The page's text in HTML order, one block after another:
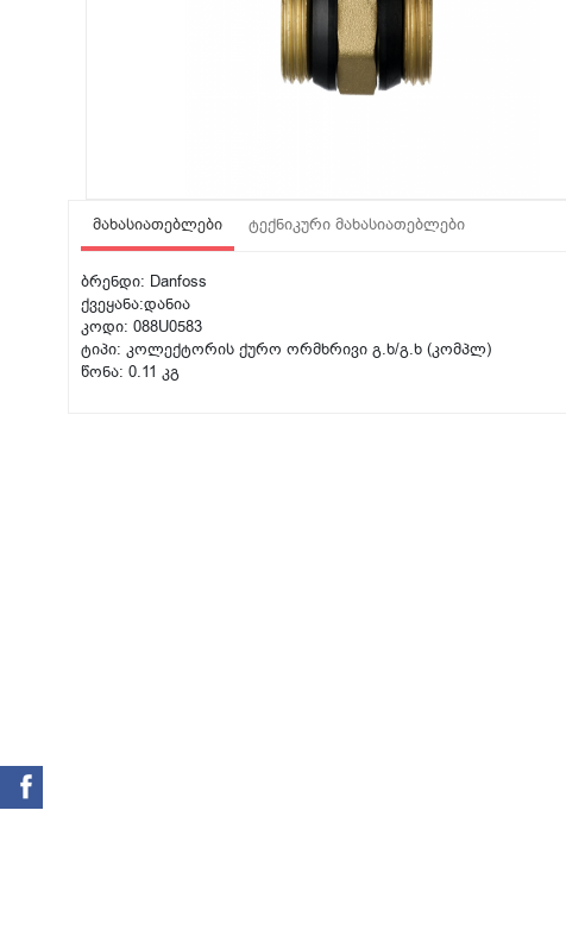
მახასიათებლები ტექნიკური მახასიათებლები
ბრენდი: Danfoss
ქვეყანა:დანია
კოდი: 088U0583
ტიპი: კოლექტორის ქურო ორმხრივი გ.ხ/გ.ხ (კომპლ)
წონა: 0.11 კგ